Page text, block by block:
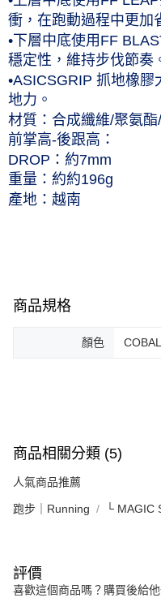
每筆NT$120，滿NT$1,500(
衝，在跑動過程中更加
•下層中底使用FF
穩定性，維持步伐節奏
•ASICSGRIP 抓地橡
地力。
材質：合成纖維/聚氨
前掌高-後跟高：
DROP：約7mm
重量：約約196g
產地：越南
商品規格
顏色
商品相關分類 (5)
人氣商品推薦
跑步｜Running └ MAGIC
評價
喜歡這個商品嗎？購買後給